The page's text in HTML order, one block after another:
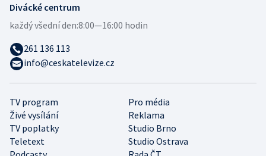
TV program
Pro média
Živé vysílání
Reklama
TV poplatky
Studio Brno
Teletext
Studio Ostrava
Divácké centrum
každý všední den:8:00—16:00 hodin
261 136 113
info@ceskatelevize.cz